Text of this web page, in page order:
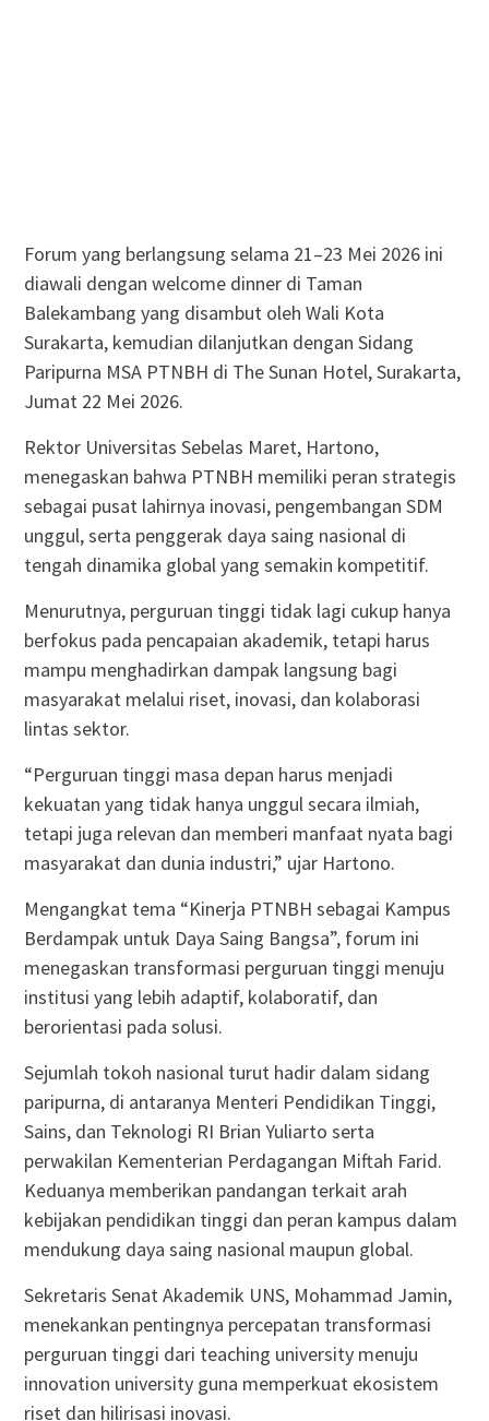
Forum yang berlangsung selama 21–23 Mei 2026 ini
diawali dengan welcome dinner di Taman
Balekambang yang disambut oleh Wali Kota
Surakarta, kemudian dilanjutkan dengan Sidang
Paripurna MSA PTNBH di The Sunan Hotel, Surakarta,
Jumat 22 Mei 2026.
Rektor Universitas Sebelas Maret, Hartono,
menegaskan bahwa PTNBH memiliki peran strategis
sebagai pusat lahirnya inovasi, pengembangan SDM
unggul, serta penggerak daya saing nasional di
tengah dinamika global yang semakin kompetitif.
Menurutnya, perguruan tinggi tidak lagi cukup hanya
berfokus pada pencapaian akademik, tetapi harus
mampu menghadirkan dampak langsung bagi
masyarakat melalui riset, inovasi, dan kolaborasi
lintas sektor.
“Perguruan tinggi masa depan harus menjadi
kekuatan yang tidak hanya unggul secara ilmiah,
tetapi juga relevan dan memberi manfaat nyata bagi
masyarakat dan dunia industri,” ujar Hartono.
Mengangkat tema “Kinerja PTNBH sebagai Kampus
Berdampak untuk Daya Saing Bangsa”, forum ini
menegaskan transformasi perguruan tinggi menuju
institusi yang lebih adaptif, kolaboratif, dan
berorientasi pada solusi.
Sejumlah tokoh nasional turut hadir dalam sidang
paripurna, di antaranya Menteri Pendidikan Tinggi,
Sains, dan Teknologi RI Brian Yuliarto serta
perwakilan Kementerian Perdagangan Miftah Farid.
Keduanya memberikan pandangan terkait arah
kebijakan pendidikan tinggi dan peran kampus dalam
mendukung daya saing nasional maupun global.
Sekretaris Senat Akademik UNS, Mohammad Jamin,
menekankan pentingnya percepatan transformasi
perguruan tinggi dari teaching university menuju
innovation university guna memperkuat ekosistem
riset dan hilirisasi inovasi.